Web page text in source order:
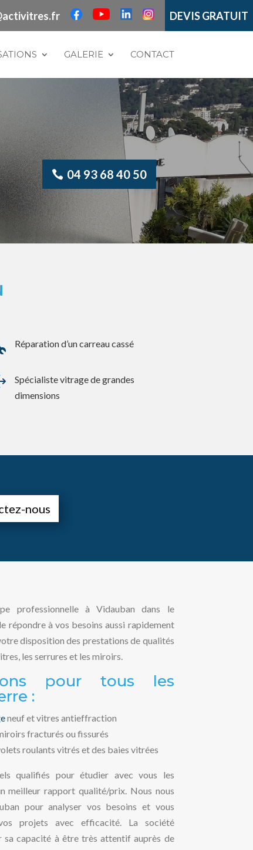
DEVIS GRATUIT
GALERIE CONTACT
04 93 68 40 50
Réparation d’un carreau cassé
Spécialiste vitrage de grandes
dimensions
nous
professionnelle à Vidauban dans le
répondre à vos besoins aussi rapidement
disposition des prestations de qualités
les serrures et les miroirs.
pour tous les
:
neuf et vitres antieffraction
fracturés ou fissurés
roulants vitrés et des baies vitrées
qualifiés pour étudier avec vous les
meilleur rapport qualité/prix. Nous nous
pour analyser vos besoins et vous
projets avec efficacité. La société
sa capacité à être très attentif auprès de